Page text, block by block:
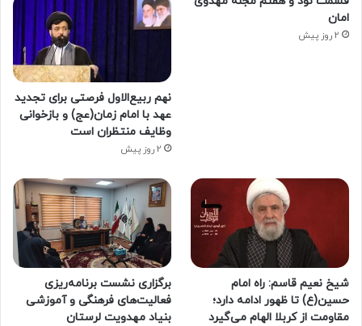
امان
2 روز پیش
نهم ربیع‌الاول فرصتی برای تجدید
عهد با امام زمان(عج) و بازخوانی
وظایف منتظران است
2 روز پیش
شیخ نعیم قاسم: راه امام
حسین(ع) تا ظهور ادامه دارد؛
مقاومت از کربلا الهام می‌گیرد
برگزاری نشست برنامه‌ریزی
فعالیت‌های فرهنگی و آموزشی
بنیاد مهدویت لرستان